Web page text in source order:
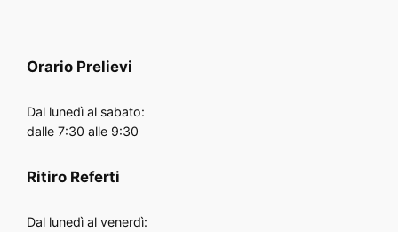
Orario Prelievi
Dal lunedì al sabato:
dalle 7:30 alle 9:30
Ritiro Referti
Dal lunedì al venerdì: